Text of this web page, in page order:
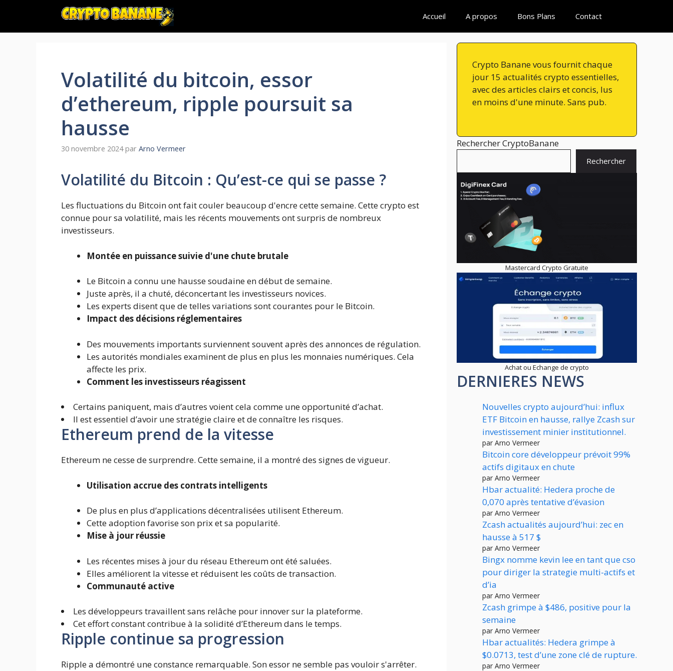
contenu
Accueil A propos Bons Plans Contact
Volatilité du bitcoin, essor
d’ethereum, ripple poursuit sa
hausse
30 novembre 2024 par Arno Vermeer
Volatilité du Bitcoin : Qu’est-ce qui se passe ?
Les fluctuations du Bitcoin ont fait couler beaucoup d'encre cette semaine. Cette crypto est
connue pour sa volatilité, mais les récents mouvements ont surpris de nombreux
investisseurs.
Montée en puissance suivie d'une chute brutale
Le Bitcoin a connu une hausse soudaine en début de semaine.
Juste après, il a chuté, déconcertant les investisseurs novices.
Les experts disent que de telles variations sont courantes pour le Bitcoin.
Impact des décisions réglementaires
Des mouvements importants surviennent souvent après des annonces de régulation.
Les autorités mondiales examinent de plus en plus les monnaies numériques. Cela
affecte les prix.
Comment les investisseurs réagissent
Certains paniquent, mais d’autres voient cela comme une opportunité d’achat.
Il est essentiel d’avoir une stratégie claire et de connaître les risques.
Ethereum prend de la vitesse
Ethereum ne cesse de surprendre. Cette semaine, il a montré des signes de vigueur.
Utilisation accrue des contrats intelligents
De plus en plus d’applications décentralisées utilisent Ethereum.
Cette adoption favorise son prix et sa popularité.
Mise à jour réussie
Les récentes mises à jour du réseau Ethereum ont été saluées.
Elles améliorent la vitesse et réduisent les coûts de transaction.
Communauté active
Les développeurs travaillent sans relâche pour innover sur la plateforme.
Cet effort constant contribue à la solidité d’Ethereum dans le temps.
Ripple continue sa progression
Ripple a démontré une constance remarquable. Son essor ne semble pas vouloir s'arrêter.
Crypto Banane vous fournit chaque
jour 15 actualités crypto essentielles,
avec des articles clairs et concis, lus
en moins d'une minute. Sans pub.
Rechercher CryptoBanane
Rechercher
Mastercard Crypto Gratuite
Achat ou Echange de crypto
DERNIERES NEWS
Nouvelles crypto aujourd’hui: influx
ETF Bitcoin en hausse, rallye Zcash sur
investissement minier institutionnel.
par Arno Vermeer
Bitcoin core développeur prévoit 99%
actifs digitaux en chute
par Arno Vermeer
Hbar actualité: Hedera proche de
0,070 après tentative d’évasion
par Arno Vermeer
Zcash actualités aujourd’hui: zec en
hausse à 517 $
par Arno Vermeer
Bingx nomme kevin lee en tant que cso
pour diriger la strategie multi-actifs et
d’ia
par Arno Vermeer
Zcash grimpe à $486, positive pour la
semaine
par Arno Vermeer
Hbar actualités: Hedera grimpe à
$0.0713, test d’une zone clé de rupture.
par Arno Vermeer